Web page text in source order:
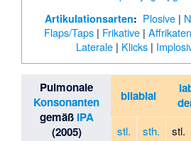
Artikulationsarten: Plosive |
Flaps/Taps| Frikative| Affrikaten
Laterale| Klicks|
Pulmonale
Konsonanten
gemäß IPA
(2005)
bilabial
stl. sth. stl.